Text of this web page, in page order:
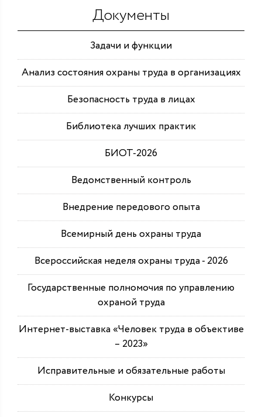
Документы
Задачи и функции
Анализ состояния охраны труда в организациях
Безопасность труда в лицах
Библиотека лучших практик
БИОТ-2026
Ведомственный контроль
Внедрение передового опыта
Всемирный день охраны труда
Всероссийская неделя охраны труда - 2026
Государственные полномочия по управлению
охраной труда
Интернет-выставка «Человек труда в объективе
– 2023»
Исправительные и обязательные работы
Конкурсы